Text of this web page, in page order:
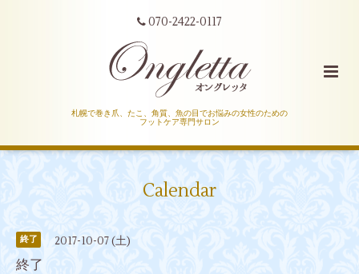
070-2422-0117
札幌で巻き爪、たこ、角質、魚の目でお悩みの女性のための
フットケア専門サロン
Calendar
終了 2017-10-07 (土)
終了